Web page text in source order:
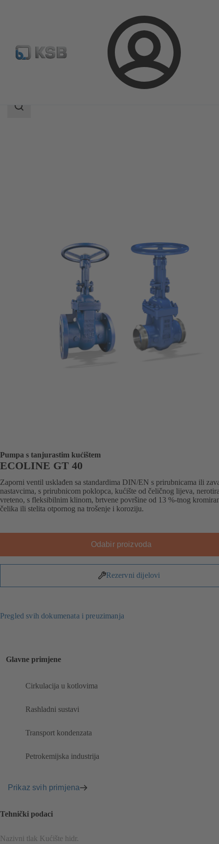
Prijava
Katalog proizvoda ECOLINE GT 40
Raspon
Pumpa s tanjurastim kućištem
ECOLINE GT 40
Zaporni ventil usklađen sa standardima DIN/EN s prirubnicama ili
nastavcima, s prirubnicom poklopca, kućište od čeličnog lijeva,
vreteno, s fleksibilnim klinom, brtvene površine od 13 %-tnog
čelika ili stelita otpornog na trošenje i koroziju.
Odabir proizvoda
Rezervni dijelovi
Pregled svih dokumenata i preuzimanja
Glavne primjene
Cirkulacija u kotlovima
Rashladni sustavi
Transport kondenzata
Petrokemijska industrija
Prikaz svih primjena
Tehnički podaci
Nazivni tlak Kućište hidr.